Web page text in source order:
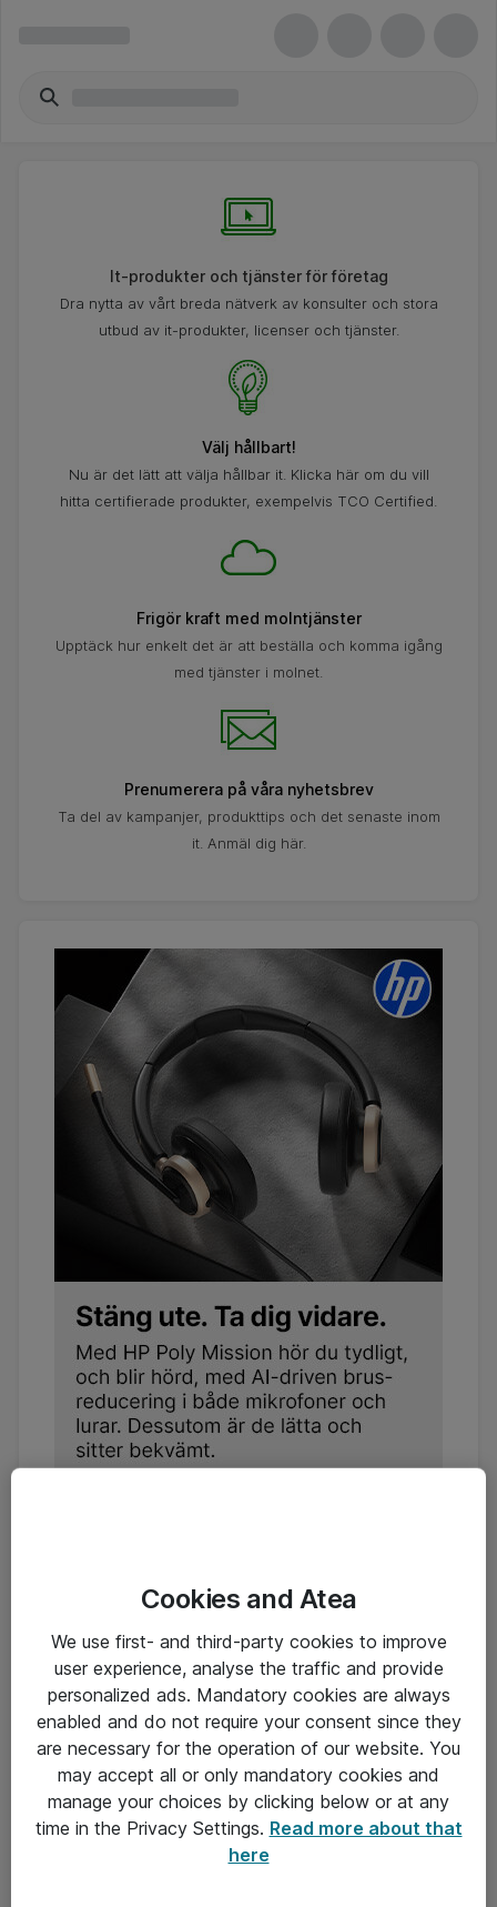
It-produkter och tjänster för företag
Dra nytta av vårt breda nätverk av konsulter och stora
utbud av it-produkter, licenser och tjänster.
Välj hållbart!
Nu är det lätt att välja hållbar it. Klicka här om du vill
hitta certifierade produkter, exempelvis TCO Certified.
Frigör kraft med molntjänster
Upptäck hur enkelt det är att beställa och komma igång
med tjänster i molnet.
Prenumerera på våra nyhetsbrev
Ta del av kampanjer, produkttips och det senaste inom
it. Anmäl dig här.
Cookies and Atea
We use first- and third-party cookies to improve
user experience, analyse the traffic and provide
personalized ads. Mandatory cookies are always
enabled and do not require your consent since they
are necessary for the operation of our website. You
may accept all or only mandatory cookies and
manage your choices by clicking below or at any
time in the Privacy Settings. Read more about that
here